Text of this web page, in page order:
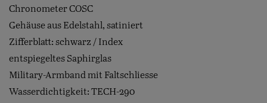
Chronometer COSC
Gehäuse aus Edelstahl, satiniert
Zifferblatt: schwarz / Index
entspiegeltes Saphirglas
Military-Armband mit Faltschliesse
Wasserdichtigkeit: TECH-290